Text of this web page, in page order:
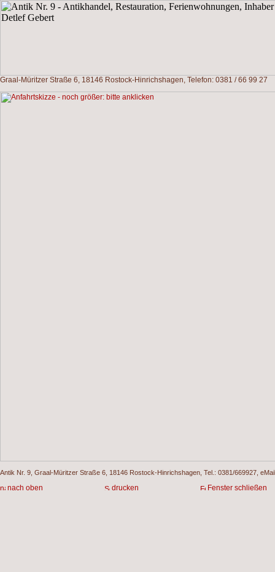
Graal-Müritzer Straße 6, 18146 Rostock-Hinrichshagen, Telefon: 0381 / 66 99 27
Antik Nr. 9, Graal-Müritzer Straße 6, 18146 Rostock-Hinrichshagen, Tel.: 0381/669927,
nach oben drucken Fenster schließen